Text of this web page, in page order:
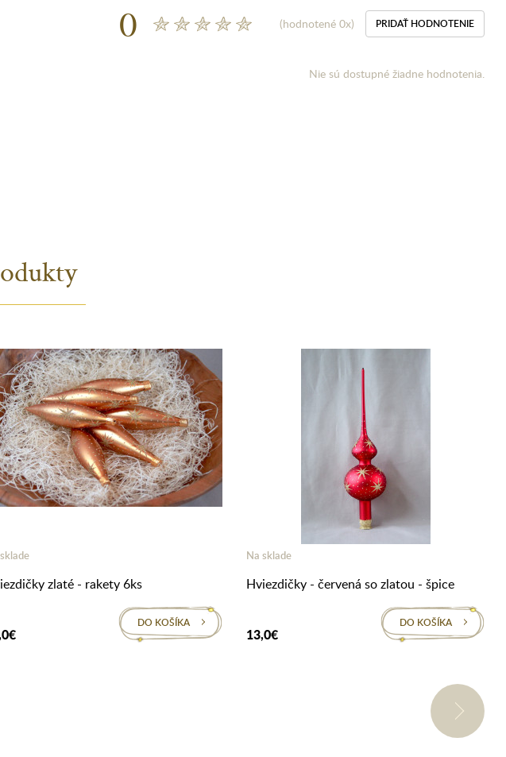
0 (hodnotené 0x) PRIDAŤ HODNOTENIE
Nie sú dostupné žiadne hodnotenia.
zlaté - rakety 6ks
DO KOŠÍKA
Na sklade
Hviezdičky - červená so zlatou - špice
13,0€
DO KOŠÍKA